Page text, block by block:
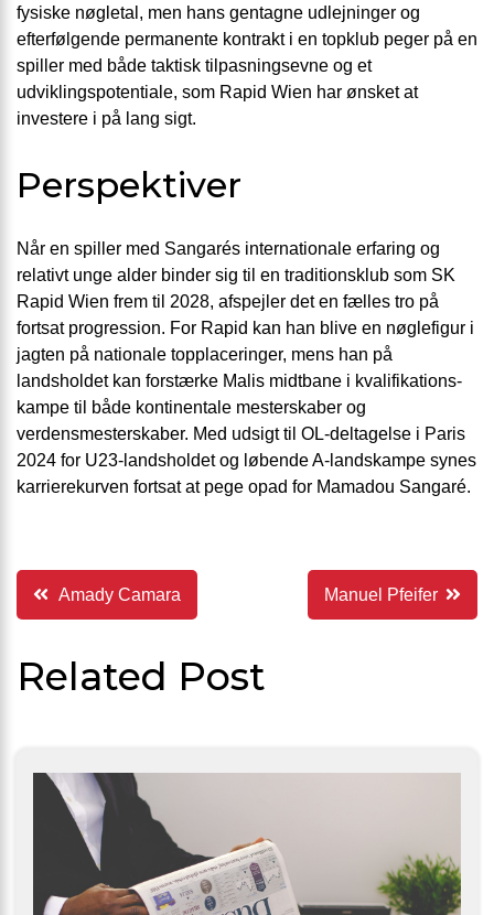
fysiske nøgletal, men hans gentagne udlejninger og
efterfølgende permanente kontrakt i en topklub peger på en
spiller med både taktisk tilpasningsevne og et
udviklingspotentiale, som Rapid Wien har ønsket at
investere i på lang sigt.
Perspektiver
Når en spiller med Sangarés internationale erfaring og
relativt unge alder binder sig til en traditionsklub som SK
Rapid Wien frem til 2028, afspejler det en fælles tro på
fortsat progression. For Rapid kan han blive en nøglefigur i
jagten på nationale topplaceringer, mens han på
landsholdet kan forstærke Malis midtbane i kvalifikations­
kampe til både kontinentale mesterskaber og
verdensmesterskaber. Med udsigt til OL-deltagelse i Paris
2024 for U23-landsholdet og løbende A-landskampe synes
karrierekurven fortsat at pege opad for Mamadou Sangaré.
Indlægsnavigation
Amady Camara Manuel Pfeifer
Related Post